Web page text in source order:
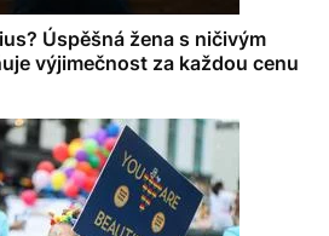
Úspěšná žena s ničivým
výjimečnost za každou cenu